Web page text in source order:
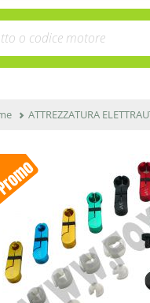
ATTREZZATURA